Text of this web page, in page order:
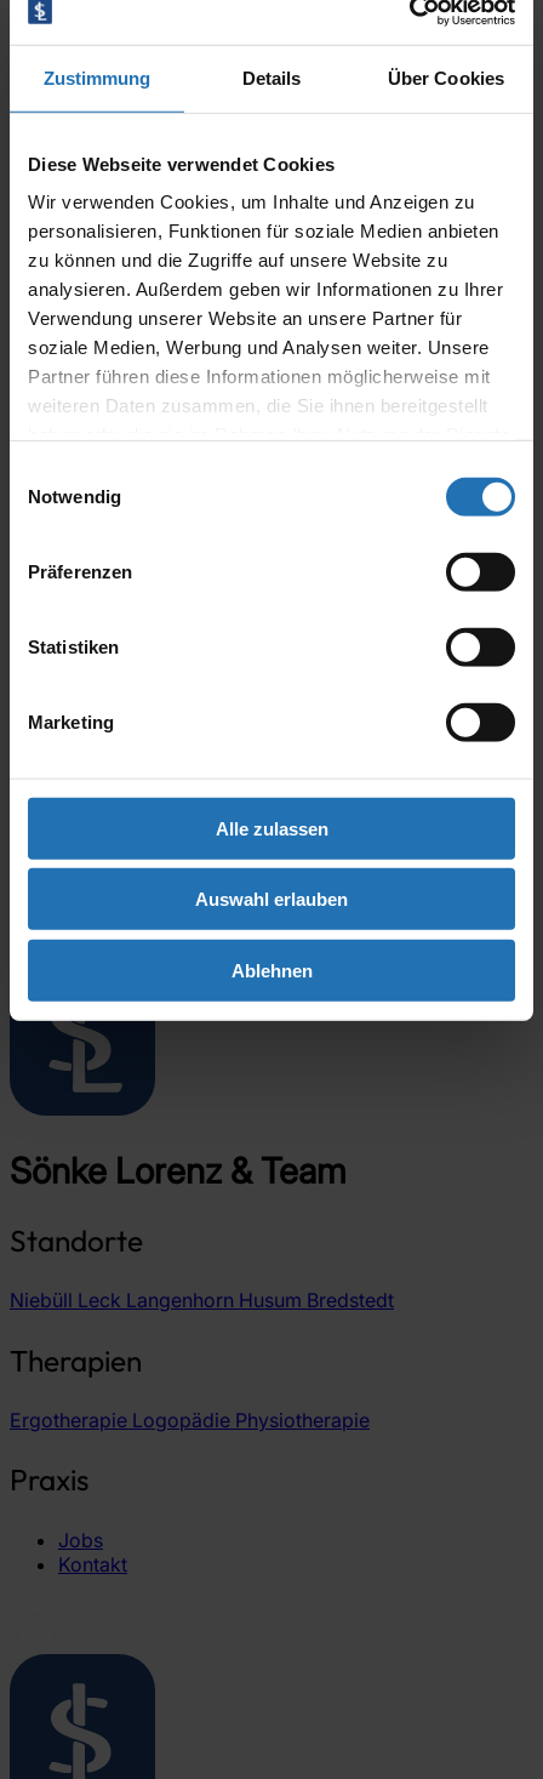
Zustimmung Details Über Cookies
Diese Webseite verwendet Cookies
Wir verwenden Cookies, um Inhalte und Anzeigen zu
personalisieren, Funktionen für soziale Medien anbieten
zu können und die Zugriffe auf unsere Website zu
analysieren. Außerdem geben wir Informationen zu Ihrer
Verwendung unserer Website an unsere Partner für
soziale Medien, Werbung und Analysen weiter. Unsere
Partner führen diese Informationen möglicherweise mit
weiteren Daten zusammen, die Sie ihnen bereitgestellt
Notwendig
Präferenzen
Statistiken
Marketing
Alle zulassen
Auswahl erlauben
Ablehnen
Dadurch entstehen oft
Einschränkungen/Schwierigkeiten auf Textebene
(Formulierungen).
Diese Auffälligkeiten werden oft begleitet von z. B.
auditiven Wahrnehmungsstörungen
phonologisch)
Störungen der phonologischen Bewusstheit
Wortfindungsstörungen, usw.
Ursachen
allgemeine Entwicklungsstörungen
kann erblich bedingt sein / genetische
Disposition (Familiäre Sprachschwäche)
geistige/körperliche Behinderungen
Zweisprachigkeit
mangelnde Anregung oder schlechte
häufige Beeinträchtigungen des Hörens
durch z. B. Mitteohrentzündungen,
www.logopaedie.ch
Kon Lab (Zvi Penner)
Siegmüller & Kauschke
Sönke Lorenz & Team
Standorte
Niebüll Leck Langenhorn Husum Bredstedt
Therapien
Ergotherapie Logopädie Physiotherapie
Praxis
Jobs
Kontakt